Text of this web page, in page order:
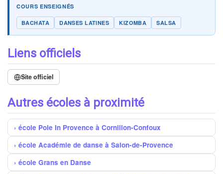
COURS ENSEIGNÉS
BACHATA DANSES LATINES KIZOMBA SALSA
Liens officiels
Site officiel
Autres écoles à proximité
école Pole In Provence à Cornillon-Confoux
école Académie de danse à Salon-de-Provence
école Grans en Danse